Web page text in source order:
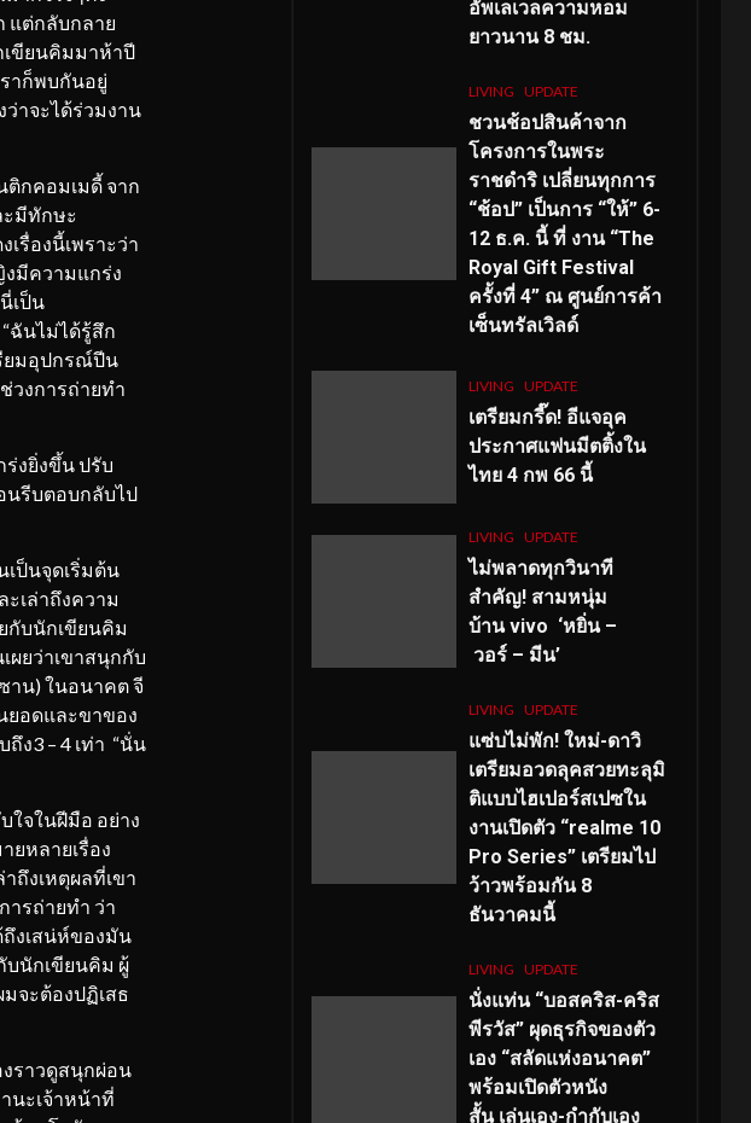
แต่กลับกลาย
เขียนคิมมาห้าปี
าก็พบกันอยู่
าจะได้ร่วมงาน
กคอมเมดี้ จาก
ะมีทักษะ
รื่องนี้เพราะว่า
มีความแกร่ง
เป็น
ฉันไม่ได้รู้สึก
ยมอุปกรณ์ปีน
วงการถ่ายทำ
งยิ่งขึ้น ปรับ
นรีบตอบกลับไป
ป็นจุดเริ่มต้น
เล่าถึงความ
กับนักเขียนคิม
ผยว่าเขาสนุกกับ
าน) ในอนาคต จี
ยอดและขาของ
ง3 – 4 เท่า “นั่น
ใจในฝีมือ อย่าง
ยหลายเรื่อง
ถึงเหตุผลที่เขา
ารถ่ายทำ ว่า
งเสน่ห์ของมัน
บนักเขียนคิม ผู้
จะต้องปฏิเสธ
ราวดูสนุกผ่อน
นะเจ้าหน้าที่
อัพเลเวลความหอม
ยาวนาน 8 ชม.
LIVING UPDATE
ชวนช้อปสินค้าจาก
โครงการในพระ
ราชดำริ เปลี่ยนทุกการ
“ช้อป” เป็นการ “ให้” 6-
12 ธ.ค. นี้ ที่ งาน “The
Royal Gift Festival
ครั้งที่ 4” ณ ศูนย์การค้า
เซ็นทรัลเวิลด์
LIVING UPDATE
เตรียมกรี๊ด! อีแจอุค
ประกาศแฟนมีตติ้งใน
ไทย 4 กพ 66 นี้
LIVING UPDATE
ไม่พลาดทุกวินาที
สำคัญ! สามหนุ่ม
บ้าน vivo ‘หยิ่น –
วอร์ – มีน’
LIVING UPDATE
แซ่บไม่พัก! ใหม่-ดาวิ
เตรียมอวดลุคสวยทะลุมิ
ติแบบไฮเปอร์สเปซใน
งานเปิดตัว “realme 10
Pro Series” เตรียมไป
ว้าวพร้อมกัน 8
ธันวาคมนี้
LIVING UPDATE
นั่งแท่น “บอสคริส-คริส
พีรวัส” ผุดธุรกิจของตัว
เอง “สลัดแห่งอนาคต”
พร้อมเปิดตัวหนัง
สั้น เล่นเอง-กำกับเอง